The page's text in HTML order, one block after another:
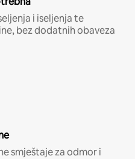
i iseljenja te
bez dodatnih obaveza
smještaje za odmor i